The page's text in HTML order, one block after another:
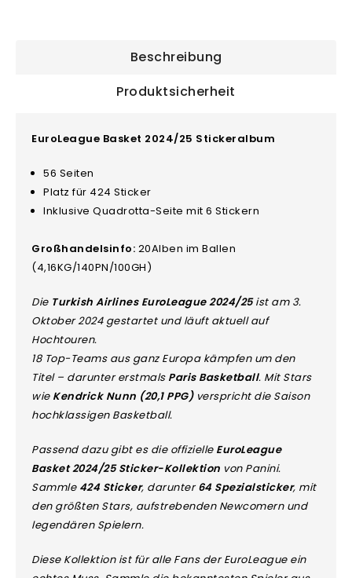
Beschreibung
Produktsicherheit
EuroLeague Basket 2024/25 Stickeralbum
56 Seiten
Platz für 424 Sticker
Inklusive Quadrotta-Seite mit 6 Stickern
Großhandelsinfo: 20Alben im Ballen
(4,16KG/140PN/100GH)
Die Turkish Airlines EuroLeague 2024/25ist am 3.
Oktober 2024 gestartet und läuft aktuell auf
Hochtouren.
18 Top-Teams aus ganz Europa kämpfen um den
Titel – darunter erstmals Paris Basketball. Mit Stars
wie Kendrick Nunn (20,1 PPG)verspricht die Saison
hochklassigen Basketball.
Passend dazu gibt es die offizielle EuroLeague
Basket 2024/25 Sticker-Kollektion von Panini.
Sammle 424 Sticker, darunter64 Spezialsticker, mit
den größten Stars, aufstrebenden Newcomern und
legendären Spielern.
Diese Kollektion ist für alle Fans der EuroLeague ein